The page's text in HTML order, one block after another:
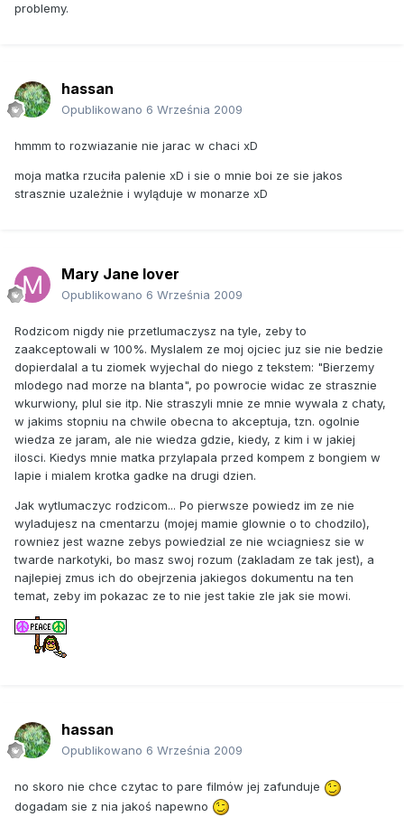
problemy.
hassan
Opublikowano 6 Września 2009
hmmm to rozwiazanie nie jarac w chaci xD
moja matka rzuciła palenie xD i sie o mnie boi ze sie jakos
strasznie uzależnie i wyląduje w monarze xD
Mary Jane lover
Opublikowano 6 Września 2009
Rodzicom nigdy nie przetlumaczysz na tyle, zeby to
zaakceptowali w 100%. Myslalem ze moj ojciec juz sie nie bedzie
dopierdalal a tu ziomek wyjechal do niego z tekstem: "Bierzemy
mlodego nad morze na blanta", po powrocie widac ze strasznie
wkurwiony, plul sie itp. Nie straszyli mnie ze mnie wywala z chaty,
w jakims stopniu na chwile obecna to akceptuja, tzn. ogolnie
wiedza ze jaram, ale nie wiedza gdzie, kiedy, z kim i w jakiej
ilosci. Kiedys mnie matka przylapala przed kompem z bongiem w
lapie i mialem krotka gadke na drugi dzien.
Jak wytlumaczyc rodzicom... Po pierwsze powiedz im ze nie
wyladujesz na cmentarzu (mojej mamie glownie o to chodzilo),
rowniez jest wazne zebys powiedzial ze nie wciagniesz sie w
twarde narkotyki, bo masz swoj rozum (zakladam ze tak jest), a
najlepiej zmus ich do obejrzenia jakiegos dokumentu na ten
temat, zeby im pokazac ze to nie jest takie zle jak sie mowi.
hassan
Opublikowano 6 Września 2009
no skoro nie chce czytac to pare filmów jej zafunduje
dogadam sie z nia jakoś napewno